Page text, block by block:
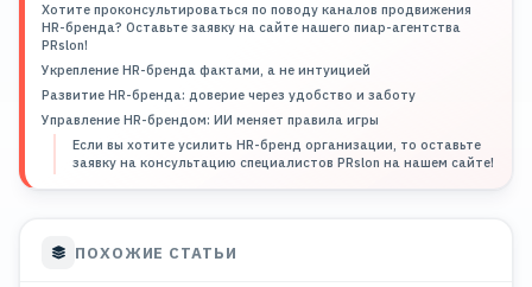
Хотите проконсультироваться по поводу каналов продвижения
HR-бренда? Оставьте заявку на сайте нашего пиар-агентства
PRslon!
Укрепление HR-бренда фактами, а не интуицией
Развитие HR-бренда: доверие через удобство и заботу
Управление HR-брендом: ИИ меняет правила игры
Если вы хотите усилить HR-бренд организации, то оставьте
заявку на консультацию специалистов PRslon на нашем сайте!
ПОХОЖИЕ СТАТЬИ